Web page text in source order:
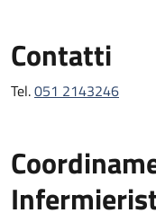
Contatti
Tel.051 2143246